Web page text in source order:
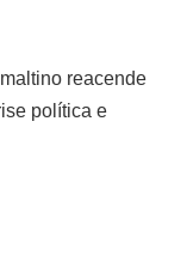
reacende
política e